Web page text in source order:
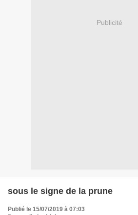
Publicité
sous le signe de la prune
Publié le 15/07/2019 à 07:03